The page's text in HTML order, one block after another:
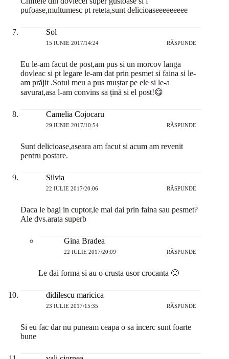
pufoase,multumesc pt reteta,sunt delicioaseeeeeeeee
Sol
15 IUNIE 2017/14:24 RĂSPUNDE
Eu le-am facut de post,am pus si un morcov langa
dovleac si pt legare le-am dat prin pesmet si faina si le-
am prăjit .Sotul meu a pus muștar pe ele si le-a
savurat,asa l-am convins sa țină si el post!😋
Camelia Cojocaru
29 IUNIE 2017/10:54 RĂSPUNDE
Sunt delicioase,aseara am facut si acum am revenit
pentru postare.
Silvia
22 IULIE 2017/20:06 RĂSPUNDE
Daca le bagi in cuptor,le mai dai prin faina sau pesmet?
Ale dvs.arata superb
Gina Bradea
22 IULIE 2017/20:09 RĂSPUNDE
Le dai forma si au o crusta usor crocanta 🙂
didilescu maricica
23 IULIE 2017/15:35 RĂSPUNDE
Si eu fac dar nu puneam ceapa o sa incerc sunt foarte
bune